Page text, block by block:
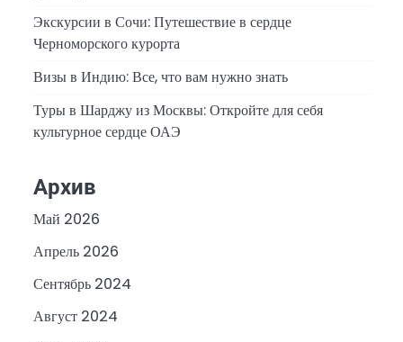
Экскурсии в Сочи: Путешествие в сердце
Черноморского курорта
Визы в Индию: Все, что вам нужно знать
Туры в Шарджу из Москвы: Откройте для себя
культурное сердце ОАЭ
Архив
Май 2026
Апрель 2026
Сентябрь 2024
Август 2024